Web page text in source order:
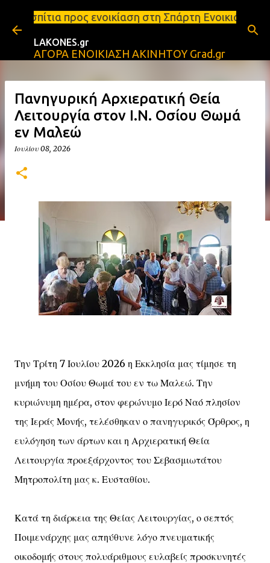
Μετάβαση στο κύριο περιεχόμενο
στη Σπάρτη Ενοικιάσεις
LAKONES.gr
ΑΓΟΡΑ ΕΝΟΙΚΙΑΣΗ ΑΚΙΝΗΤΟΥ Grad.gr
Πανηγυρική Αρχιερατική Θεία
Λειτουργία στον Ι.Ν. Οσίου Θωμά
εν Μαλεώ
Ιουλίου 08, 2026
Την Τρίτη 7 Ιουλίου 2026 η Εκκλησία μας τίμησε τη
μνήμη του Οσίου Θωμά του εν τω Μαλεώ. Την
κυριώνυμη ημέρα, στον φερώνυμο Ιερό Ναό πλησίον
της Ιεράς Μονής, τελέσθηκαν ο πανηγυρικός Όρθρος, η
ευλόγηση των άρτων και η Αρχιερατική Θεία
Λειτουργία προεξάρχοντος του Σεβασμιωτάτου
Μητροπολίτη μας κ. Ευσταθίου.
Κατά τη διάρκεια της Θείας Λειτουργίας, ο σεπτός
Ποιμενάρχης μας απηύθυνε λόγο πνευματικής
οικοδομής στους πολυάριθμους ευλαβείς προσκυνητές